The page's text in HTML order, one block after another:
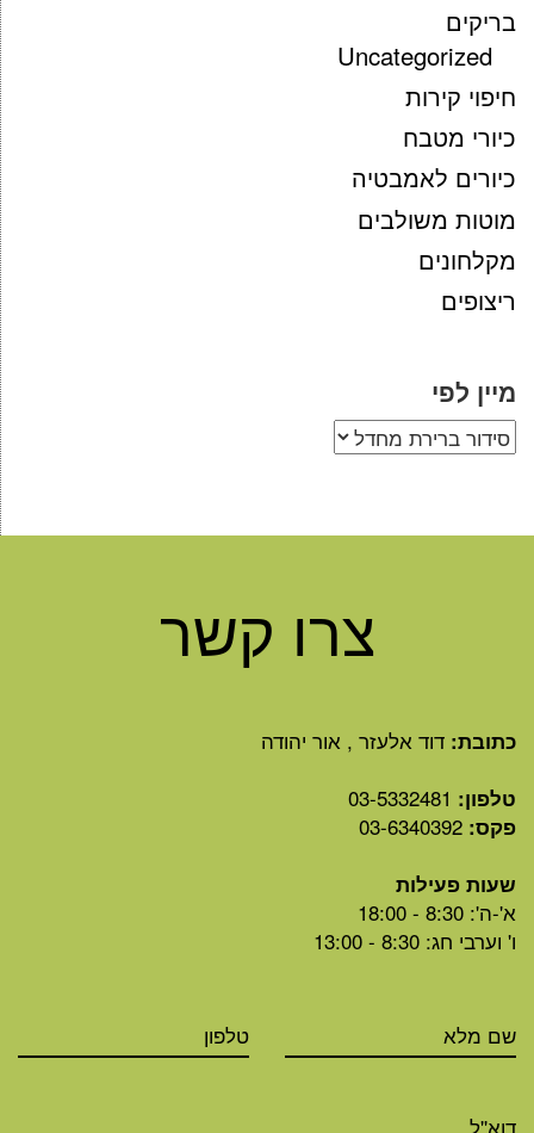
בריקים
Uncategorized
חיפוי קירות
כיורי מטבח
כיורים לאמבטיה
מוטות משולבים
מקלחונים
ריצופים
מיין לפי
צרו קשר
כתובת: דוד אלעזר , אור יהודה
טלפון: 03-5332481
פקס: 03-6340392
שעות פעילות
א'-ה': 8:30 - 18:00
ו' וערבי חג: 8:30 - 13:00